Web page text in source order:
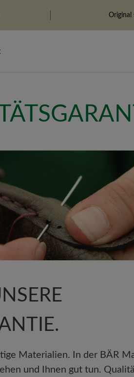
Original
Materialien. In der BÄR
und Ihnen gut tun.